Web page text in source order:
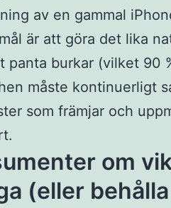
av en gammal
är att göra det lika
panta burkar (vilket 90
måste kontinuerligt
som främjar och
om
(eller behålla